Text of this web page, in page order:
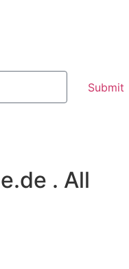
Submit
. All